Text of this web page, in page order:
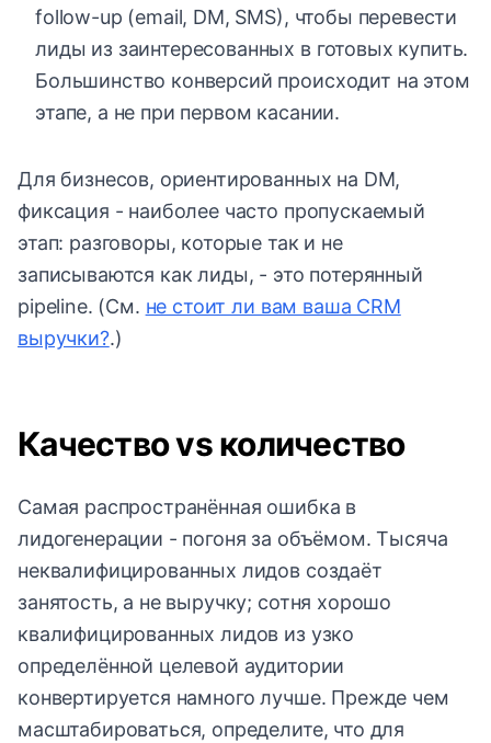
follow-up (email, DM, SMS), чтобы перевести
лиды из заинтересованных в готовых купить.
Большинство конверсий происходит на этом
этапе, а не при первом касании.
Для бизнесов, ориентированных на DM,
фиксация - наиболее часто пропускаемый
этап: разговоры, которые так и не
записываются как лиды, - это потерянный
pipeline. (См. не стоит ли вам ваша CRM
выручки?.)
Качество vs количество
Самая распространённая ошибка в
лидогенерации - погоня за объёмом. Тысяча
неквалифицированных лидов создаёт
занятость, а не выручку; сотня хорошо
квалифицированных лидов из узко
определённой целевой аудитории
конвертируется намного лучше. Прежде чем
масштабироваться, определите, что для